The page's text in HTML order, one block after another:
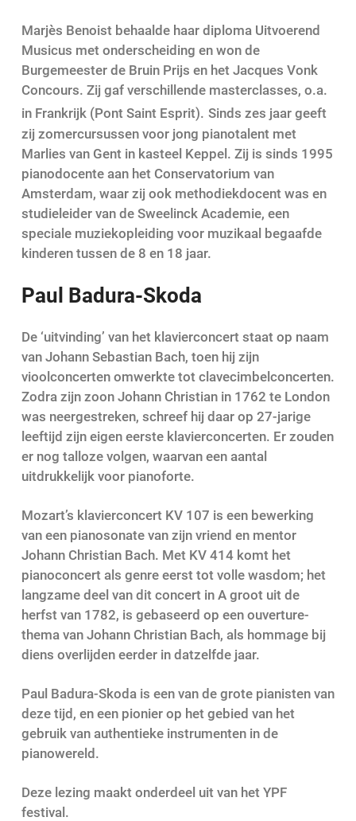
Marjès Benoist behaalde haar diploma Uitvoerend
Musicus met onderscheiding en won de
Burgemeester de Bruin Prijs en het Jacques Vonk
Concours. Zij gaf verschillende masterclasses, o.a.
in Frankrijk (Pont Saint Esprit). Sinds zes jaar geeft
zij zomercursussen voor jong pianotalent met
Marlies van Gent in kasteel Keppel. Zij is sinds 1995
pianodocente aan het Conservatorium van
Amsterdam, waar zij ook methodiekdocent was en
studieleider van de Sweelinck Academie, een
speciale muziekopleiding voor muzikaal begaafde
kinderen tussen de 8 en 18 jaar.
Paul Badura-Skoda
De ‘uitvinding’ van het klavierconcert staat op naam
van Johann Sebastian Bach, toen hij zijn
vioolconcerten omwerkte tot clavecimbelconcerten.
Zodra zijn zoon Johann Christian in 1762 te London
was neergestreken, schreef hij daar op 27-jarige
leeftijd zijn eigen eerste klavierconcerten. Er zouden
er nog talloze volgen, waarvan een aantal
uitdrukkelijk voor pianoforte.
Mozart’s klavierconcert KV 107 is een bewerking
van een pianosonate van zijn vriend en mentor
Johann Christian Bach. Met KV 414 komt het
pianoconcert als genre eerst tot volle wasdom; het
langzame deel van dit concert in A groot uit de
herfst van 1782, is gebaseerd op een ouverture-
thema van Johann Christian Bach, als hommage bij
diens overlijden eerder in datzelfde jaar.
Paul Badura-Skoda is een van de grote pianisten van
deze tijd, en een pionier op het gebied van het
gebruik van authentieke instrumenten in de
pianowereld.
Deze lezing maakt onderdeel uit van het YPF
festival.